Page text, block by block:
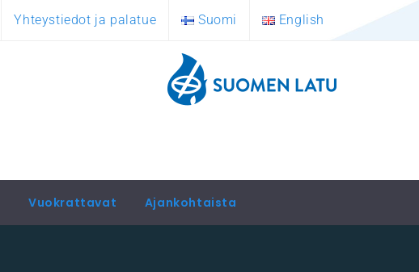
Yhteystiedot ja palatue Suomi English
Vuokrattavat Ajankohtaista